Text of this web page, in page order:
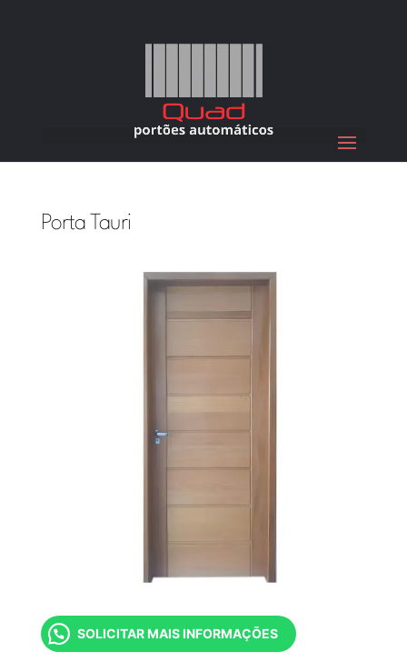
Porta Tauri
SOLICITAR MAIS INFORMAÇÕES